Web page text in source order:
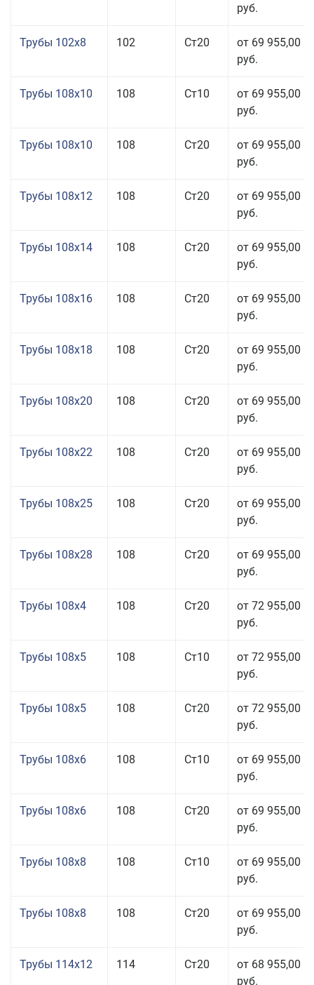
руб.
Трубы 102x8 102 Ст20
от 69 955,00
руб.
Трубы 108x10 108 Ст10
от 69 955,00
руб.
Трубы 108x10 108 Ст20
от 69 955,00
руб.
Трубы 108x12 108 Ст20
от 69 955,00
руб.
Трубы 108x14 108 Ст20
от 69 955,00
руб.
Трубы 108x16 108 Ст20
от 69 955,00
руб.
Трубы 108x18 108 Ст20
от 69 955,00
руб.
Трубы 108x20 108 Ст20
от 69 955,00
руб.
Трубы 108x22 108 Ст20
от 69 955,00
руб.
Трубы 108x25 108 Ст20
от 69 955,00
руб.
Трубы 108x28 108 Ст20
от 69 955,00
руб.
Трубы 108x4 108 Ст20
от 72 955,00
руб.
Трубы 108x5 108 Ст10
от 72 955,00
руб.
Трубы 108x5 108 Ст20
от 72 955,00
руб.
Трубы 108x6 108 Ст10
от 69 955,00
руб.
Трубы 108x6 108 Ст20
от 69 955,00
руб.
Трубы 108x8 108 Ст10
от 69 955,00
руб.
Трубы 108x8 108 Ст20
от 69 955,00
руб.
Трубы 114x12 114 Ст20
от 68 955,00
руб.